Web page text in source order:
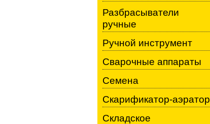
Разбрасыватели
ручные
Ручной инструмент
Сварочные аппараты
Семена
Скарификатор-аэратор
Складское